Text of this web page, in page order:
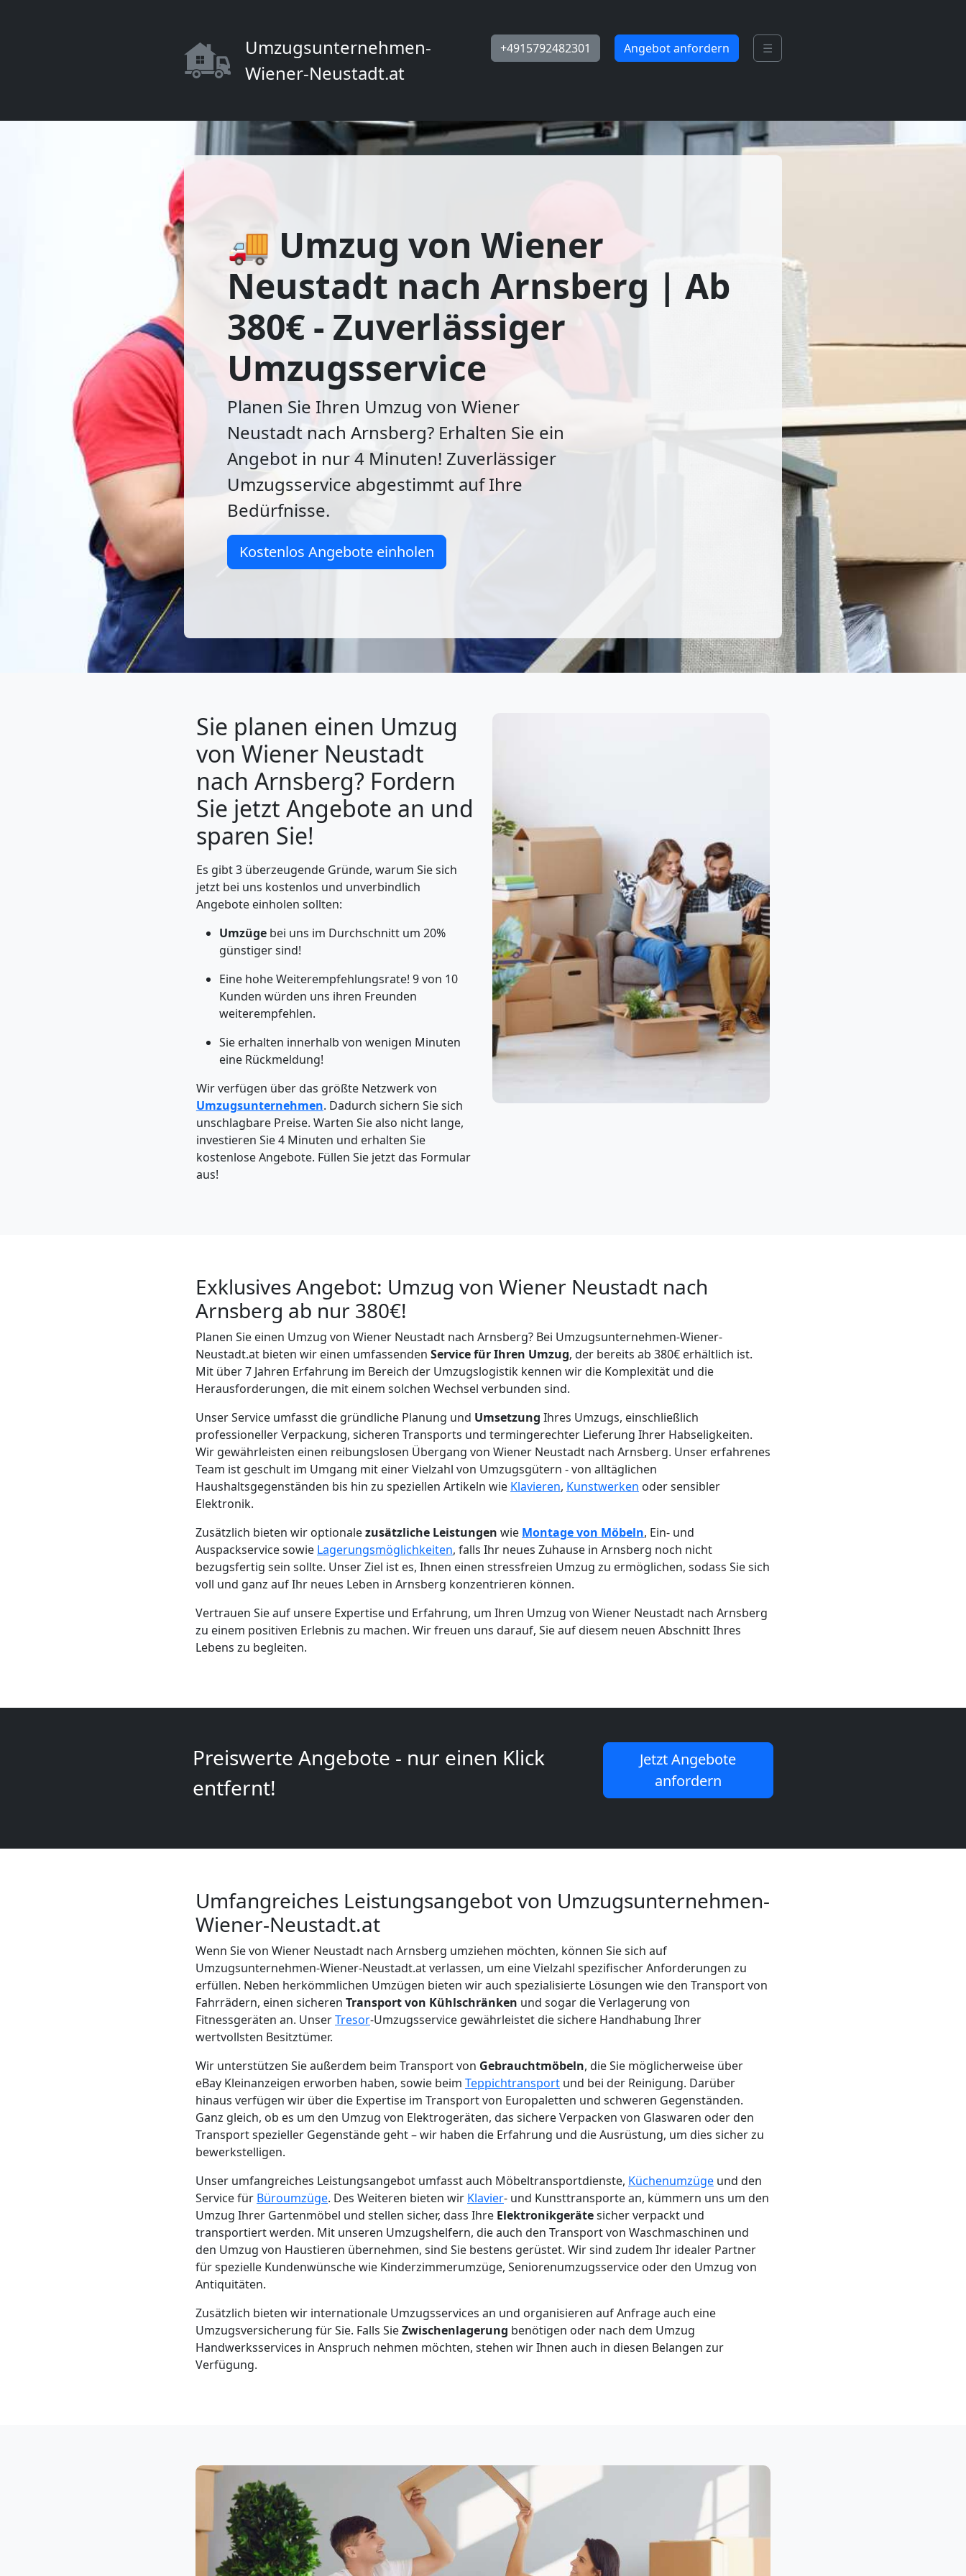
Umzugsunternehmen-
Wiener-Neustadt.at
+4915792482301 Angebot anfordern ☰
🚚 Umzug von Wiener
Neustadt nach Arnsberg | Ab
380€ - Zuverlässiger
Umzugsservice
Planen Sie Ihren Umzug von Wiener
Neustadt nach Arnsberg? Erhalten Sie ein
Angebot in nur 4 Minuten! Zuverlässiger
Umzugsservice abgestimmt auf Ihre
Bedürfnisse.
Kostenlos Angebote einholen
Sie planen einen Umzug
von Wiener Neustadt
nach Arnsberg? Fordern
Sie jetzt Angebote an und
sparen Sie!
Es gibt 3 überzeugende Gründe, warum Sie sich
jetzt bei uns kostenlos und unverbindlich
Angebote einholen sollten:
Umzügebei uns im Durchschnitt um 20%
günstiger sind!
Eine hohe Weiterempfehlungsrate! 9 von 10
Kunden würden uns ihren Freunden
weiterempfehlen.
Sie erhalten innerhalb von wenigen Minuten
eine Rückmeldung!
Wir verfügen über das größte Netzwerk von
Umzugsunternehmen. Dadurch sichern Sie sich
unschlagbare Preise. Warten Sie also nicht lange,
investieren Sie 4 Minuten und erhalten Sie
kostenlose Angebote. Füllen Sie jetzt das Formular
aus!
Exklusives Angebot: Umzug von Wiener Neustadt nach
Arnsberg ab nur 380€!
Planen Sie einen Umzug von Wiener Neustadt nach Arnsberg? Bei Umzugsunternehmen-Wiener-
Neustadt.at bieten wir einen umfassenden Service für Ihren Umzug, der bereits ab 380€ erhältlich ist.
Mit über 7 Jahren Erfahrung im Bereich der Umzugslogistik kennen wir die Komplexität und die
Herausforderungen, die mit einem solchen Wechsel verbunden sind.
Unser Service umfasst die gründliche Planung und Umsetzung Ihres Umzugs, einschließlich
professioneller Verpackung, sicheren Transports und termingerechter Lieferung Ihrer Habseligkeiten.
Wir gewährleisten einen reibungslosen Übergang von Wiener Neustadt nach Arnsberg. Unser erfahrenes
Team ist geschult im Umgang mit einer Vielzahl von Umzugsgütern - von alltäglichen
Haushaltsgegenständen bis hin zu speziellen Artikeln wie Klavieren, Kunstwerken oder sensibler
Elektronik.
Zusätzlich bieten wir optionalezusätzliche Leistungen wie Montage von Möbeln, Ein- und
Auspackservice sowie Lagerungsmöglichkeiten, falls Ihr neues Zuhause in Arnsberg noch nicht
bezugsfertig sein sollte. Unser Ziel ist es, Ihnen einen stressfreien Umzug zu ermöglichen, sodass Sie sich
voll und ganz auf Ihr neues Leben in Arnsberg konzentrieren können.
Vertrauen Sie auf unsere Expertise und Erfahrung, um Ihren Umzug von Wiener Neustadt nach Arnsberg
zu einem positiven Erlebnis zu machen. Wir freuen uns darauf, Sie auf diesem neuen Abschnitt Ihres
Lebens zu begleiten.
Preiswerte Angebote - nur einen Klick
entfernt!
Jetzt Angebote
anfordern
Umfangreiches Leistungsangebot von Umzugsunternehmen-
Wiener-Neustadt.at
Wenn Sie von Wiener Neustadt nach Arnsberg umziehen möchten, können Sie sich auf
Umzugsunternehmen-Wiener-Neustadt.at verlassen, um eine Vielzahl spezifischer Anforderungen zu
erfüllen. Neben herkömmlichen Umzügen bieten wir auch spezialisierte Lösungen wie den Transport von
Fahrrädern, einen sicheren Transport von Kühlschränken und sogar die Verlagerung von
Fitnessgeräten an. UnserTresor-Umzugsservice gewährleistet die sichere Handhabung Ihrer
wertvollsten Besitztümer.
Wir unterstützen Sie außerdem beim Transport von Gebrauchtmöbeln, die Sie möglicherweise über
eBay Kleinanzeigen erworben haben, sowie beim Teppichtransport und bei der Reinigung. Darüber
hinaus verfügen wir über die Expertise im Transport von Europaletten und schweren Gegenständen.
Ganz gleich, ob es um den Umzug von Elektrogeräten, das sichere Verpacken von Glaswaren oder den
Transport spezieller Gegenstände geht – wir haben die Erfahrung und die Ausrüstung, um dies sicher zu
bewerkstelligen.
Unser umfangreiches Leistungsangebot umfasst auch Möbeltransportdienste, Küchenumzüge und den
Service für Büroumzüge. Des Weiteren bieten wir Klavier- und Kunsttransporte an, kümmern uns um den
Umzug Ihrer Gartenmöbel und stellen sicher, dass Ihre Elektronikgerätesicher verpackt und
transportiert werden. Mit unseren Umzugshelfern, die auch den Transport von Waschmaschinen und
den Umzug von Haustieren übernehmen, sind Sie bestens gerüstet. Wir sind zudem Ihr idealer Partner
für spezielle Kundenwünsche wie Kinderzimmerumzüge, Seniorenumzugsservice oder den Umzug von
Antiquitäten.
Zusätzlich bieten wir internationale Umzugsservices an und organisieren auf Anfrage auch eine
Umzugsversicherung für Sie. Falls SieZwischenlagerung benötigen oder nach dem Umzug
Handwerksservices in Anspruch nehmen möchten, stehen wir Ihnen auch in diesen Belangen zur
Verfügung.